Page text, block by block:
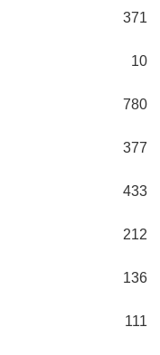
371
10
780
377
433
212
136
111